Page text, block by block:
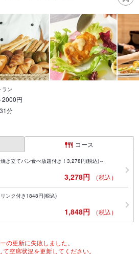
ラン
2000円
分
コース
き立てパン食べ放題付き！3,278円(税込)～
3,278円 （税込）
ンク付き1848円(税込)
1,848円 （税込）
の更新に失敗しました。
空席状況を更新してください。